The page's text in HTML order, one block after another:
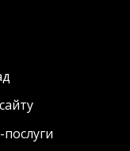
послуги